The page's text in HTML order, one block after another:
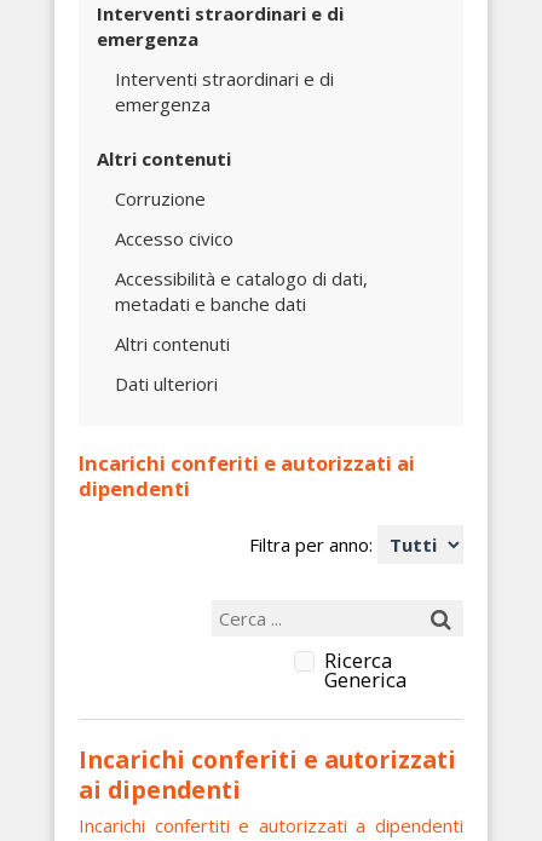
Interventi straordinari e di
emergenza
Interventi straordinari e di
emergenza
Altri contenuti
Corruzione
Accesso civico
Accessibilità e catalogo di dati,
metadati e banche dati
Altri contenuti
Dati ulteriori
Incarichi conferiti e autorizzati ai
dipendenti
Filtra per anno:
Ricerca
Generica
Incarichi conferiti e autorizzati
ai dipendenti
Incarichi confertiti e autorizzati a dipendenti